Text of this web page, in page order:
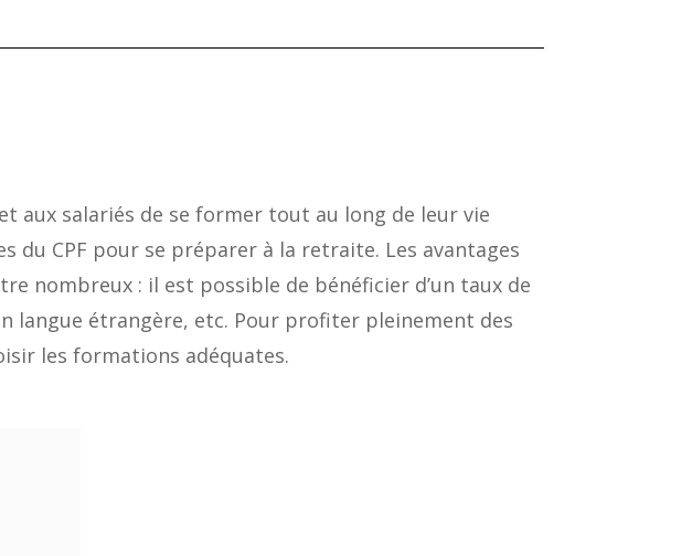
aux salariés de se former tout au long de leur vie
CPF pour se préparer à la retraite. Les avantages
nombreux : il est possible de bénéficier d’un taux de
langue étrangère, etc. Pour profiter pleinement des
les formations adéquates.